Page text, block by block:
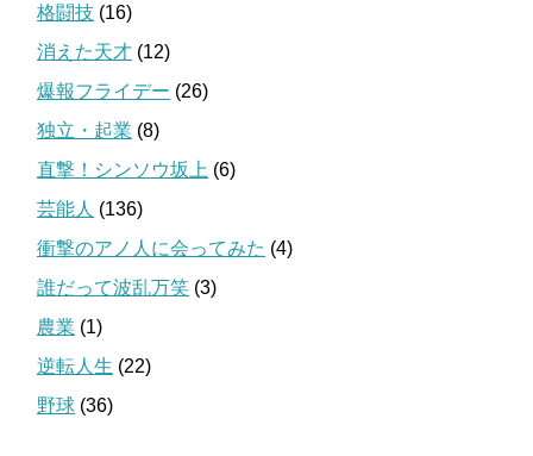
格闘技 (16)
消えた天才 (12)
爆報フライデー (26)
独立・起業 (8)
直撃！シンソウ坂上 (6)
芸能人 (136)
衝撃のアノ人に会ってみた (4)
誰だって波乱万笑 (3)
農業 (1)
逆転人生 (22)
野球 (36)